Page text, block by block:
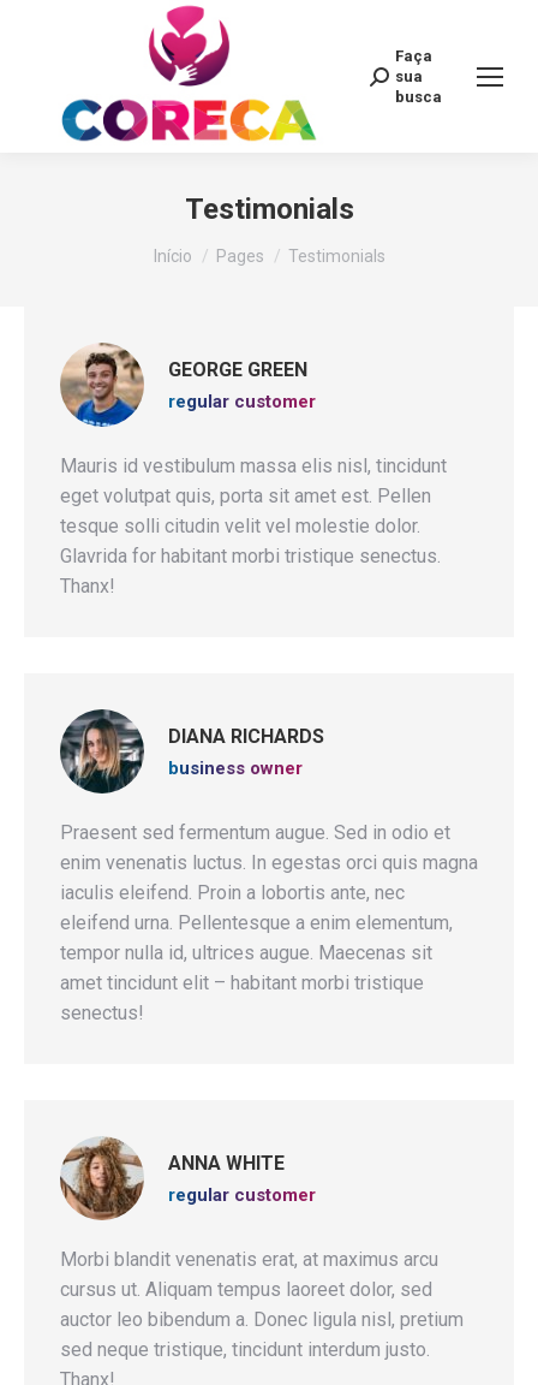
Search:
Faça
sua
busca
Testimonials
Você está aqui:
Início Pages Testimonials
GEORGE GREEN
regular customer
Mauris id vestibulum massa elis nisl, tincidunt
eget volutpat quis, porta sit amet est. Pellen
tesque solli citudin velit vel molestie dolor.
Glavrida for habitant morbi tristique senectus.
Thanx!
DIANA RICHARDS
business owner
Praesent sed fermentum augue. Sed in odio et
enim venenatis luctus. In egestas orci quis magna
iaculis eleifend. Proin a lobortis ante, nec
eleifend urna. Pellentesque a enim elementum,
tempor nulla id, ultrices augue. Maecenas sit
amet tincidunt elit – habitant morbi tristique
senectus!
ANNA WHITE
regular customer
Morbi blandit venenatis erat, at maximus arcu
cursus ut. Aliquam tempus laoreet dolor, sed
auctor leo bibendum a. Donec ligula nisl, pretium
sed neque tristique, tincidunt interdum justo.
Thanx!